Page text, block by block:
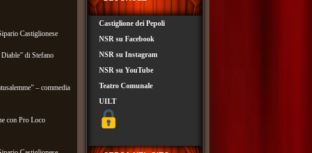
Castiglionese
di Stefano
– commedia
con Pro Loco
Castiglione dei Pepoli
NSR su Facebook
NSR su Instagram
NSR su YouTube
Teatro Comunale
UILT